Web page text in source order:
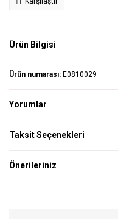
Ürün Bilgisi
Ürün numarası: E0810029
Yorumlar
Taksit Seçenekleri
Önerileriniz